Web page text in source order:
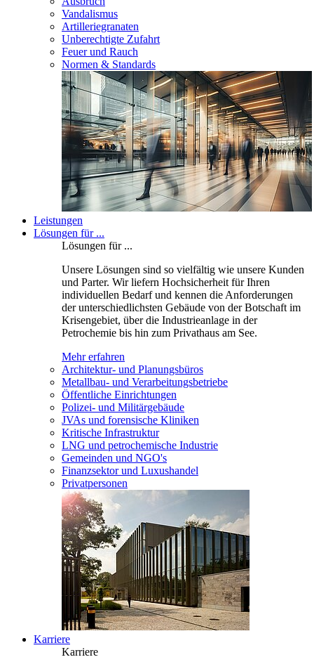
Vandalismus
Artilleriegranaten
Unberechtigte Zufahrt
Feuer und Rauch
Normen & Standards
Leistungen
Lösungen für ...
Lösungen für ...
Unsere Lösungen sind so vielfältig wie unsere Kunden
und Parter. Wir liefern Hochsicherheit für Ihren
individuellen Bedarf und kennen die Anforderungen
der unterschiedlichsten Gebäude von der Botschaft im
Krisengebiet, über die Industrieanlage in der
Petrochemie bis hin zum Privathaus am See.
Mehr erfahren
Architektur- und Planungsbüros
Metallbau- und Verarbeitungsbetriebe
Öffentliche Einrichtungen
Polizei- und Militärgebäude
JVAs und forensische Kliniken
Kritische Infrastruktur
LNG und petrochemische Industrie
Gemeinden und NGO's
Finanzsektor und Luxushandel
Privatpersonen
Karriere
Karriere